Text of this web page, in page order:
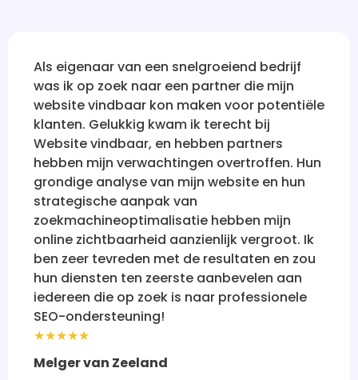
een snelgroeiend bedrijf
een partner die mijn
kon maken voor potentiële
kwam ik terecht bij
en hebben partners
overtroffen. Hun
van mijn website en hun
van
hebben mijn
aanzienlijk vergroot. Ik
met de resultaten en zou
zeerste aanbevelen aan
is naar professionele
Na talloze
bedrijven die
vindbaar te
sceptisch.
vertrouwen
holistisch en
nu waar ik
onder de
iedereen
online succes.
★★★★★
Rebecca